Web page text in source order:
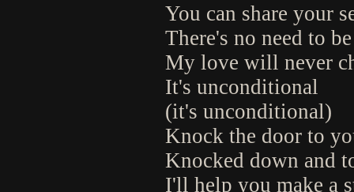
You can share your
There's no need to
My love will never
It's unconditional
(it's unconditional)
Knock the door to
Knocked down and
I'll help you make a